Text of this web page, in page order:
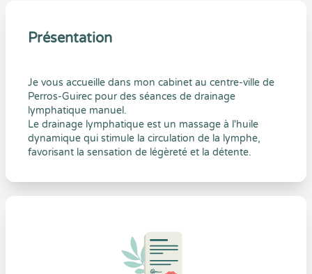
Présentation
Je vous accueille dans mon cabinet au centre-ville de
Perros-Guirec pour des séances de drainage
lymphatique manuel.
Le drainage lymphatique est un massage à l'huile
dynamique qui stimule la circulation de la lymphe,
favorisant la sensation de légèreté et la détente.